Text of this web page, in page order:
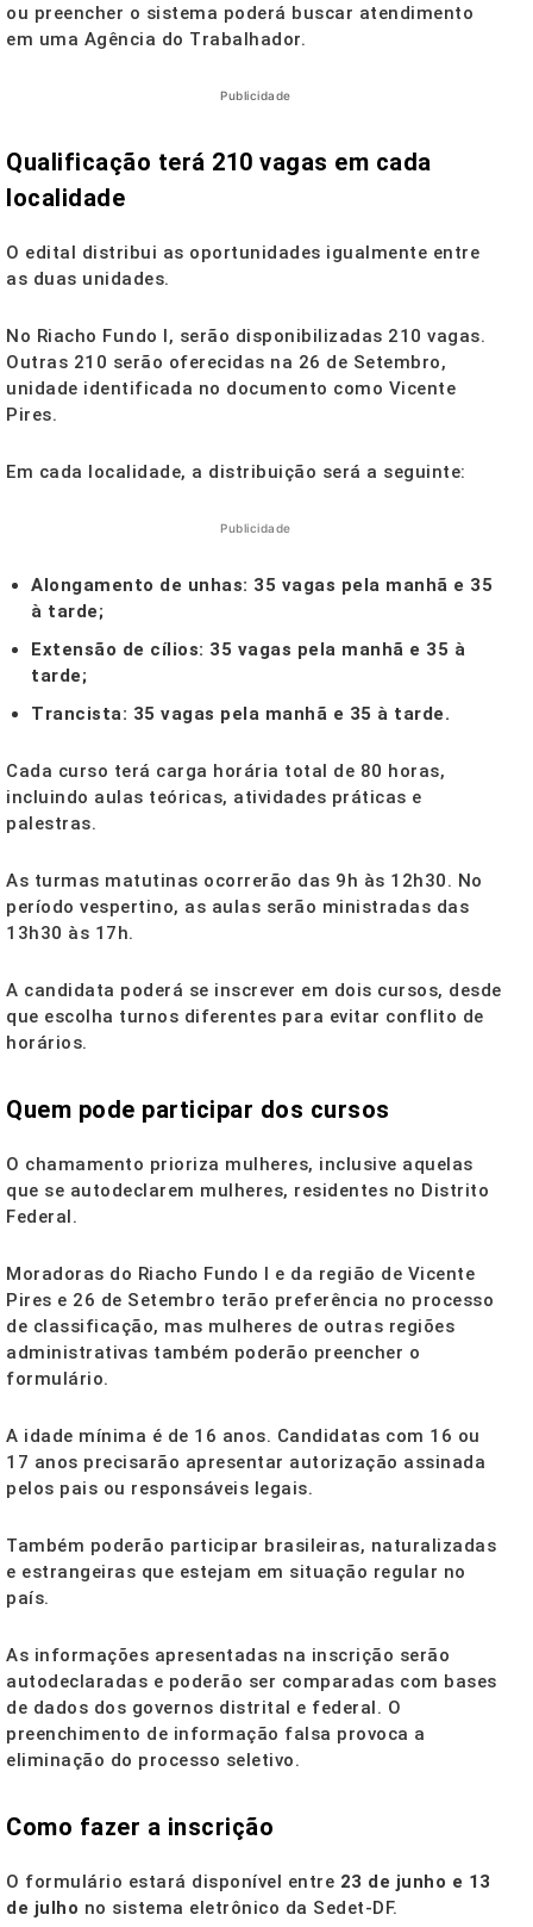
ou preencher o sistema poderá buscar atendimento
em uma Agência do Trabalhador.
Publicidade
Qualificação terá 210 vagas em cada
localidade
O edital distribui as oportunidades igualmente entre
as duas unidades.
No Riacho Fundo I, serão disponibilizadas 210 vagas.
Outras 210 serão oferecidas na 26 de Setembro,
unidade identificada no documento como Vicente
Pires.
Em cada localidade, a distribuição será a seguinte:
Publicidade
Alongamento de unhas: 35 vagas pela manhã e 35
à tarde;
Extensão de cílios: 35 vagas pela manhã e 35 à
tarde;
Trancista: 35 vagas pela manhã e 35 à tarde.
Cada curso terá carga horária total de 80 horas,
incluindo aulas teóricas, atividades práticas e
palestras.
As turmas matutinas ocorrerão das 9h às 12h30. No
período vespertino, as aulas serão ministradas das
13h30 às 17h.
A candidata poderá se inscrever em dois cursos, desde
que escolha turnos diferentes para evitar conflito de
horários.
Quem pode participar dos cursos
O chamamento prioriza mulheres, inclusive aquelas
que se autodeclarem mulheres, residentes no Distrito
Federal.
Moradoras do Riacho Fundo I e da região de Vicente
Pires e 26 de Setembro terão preferência no processo
de classificação, mas mulheres de outras regiões
administrativas também poderão preencher o
formulário.
A idade mínima é de 16 anos. Candidatas com 16 ou
17 anos precisarão apresentar autorização assinada
pelos pais ou responsáveis legais.
Também poderão participar brasileiras, naturalizadas
e estrangeiras que estejam em situação regular no
país.
As informações apresentadas na inscrição serão
autodeclaradas e poderão ser comparadas com bases
de dados dos governos distrital e federal. O
preenchimento de informação falsa provoca a
eliminação do processo seletivo.
Como fazer a inscrição
O formulário estará disponível entre 23 de junho e 13
de julho no sistema eletrônico da Sedet-DF.